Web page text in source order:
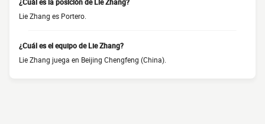
Lie Zhang es Portero.
¿Cuál es el equipo de Lie Zhang?
Lie Zhang juega en Beijing Chengfeng (China).